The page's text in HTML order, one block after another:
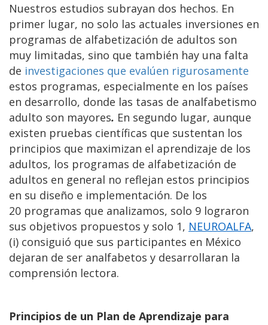
Nuestros estudios subrayan dos hechos. En
primer lugar, no solo las actuales inversiones en
programas de alfabetización de adultos son
muy limitadas, sino que también hay una falta
de investigaciones que evalúen rigurosamente
estos programas, especialmente en los países
en desarrollo, donde las tasas de analfabetismo
adulto son mayores. En segundo lugar, aunque
existen pruebas científicas que sustentan los
principios que maximizan el aprendizaje de los
adultos, los programas de alfabetización de
adultos en general no reflejan estos principios
en su diseño e implementación. De los
20 programas que analizamos, solo 9 lograron
sus objetivos propuestos y solo 1, NEUROALFA,
(i) consiguió que sus participantes en México
dejaran de ser analfabetos y desarrollaran la
comprensión lectora.
Principios de un Plan de Aprendizaje para